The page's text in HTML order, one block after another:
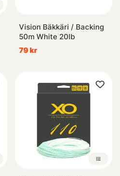
Vision Bäkkäri / Backing
50m White 20lb
79 kr